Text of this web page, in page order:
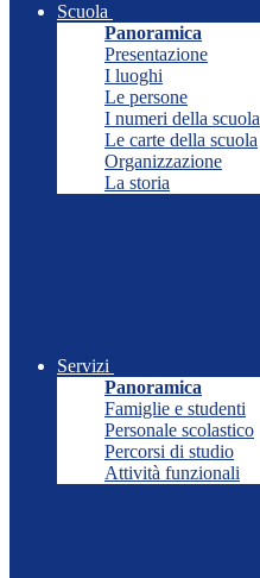
Scuola
Panoramica
Presentazione
I luoghi
Le persone
I numeri della scuola
Le carte della scuola
Organizzazione
La storia
Servizi
Panoramica
Famiglie e studenti
Personale scolastico
Percorsi di studio
Attività funzionali